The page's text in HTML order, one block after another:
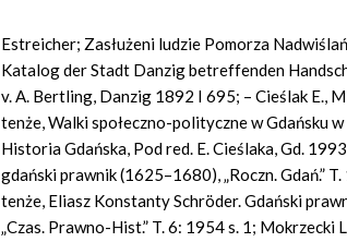
Estreicher; Zasłużeni ludzie Pomorza
Katalog der Stadt Danzig betreffenden
v. A. Bertling, Danzig 1892 I 695; – Cieślak E.,
tenże, Walki społeczno-polityczne w Gdańsku
Historia Gdańska, Pod red. E. Cieślaka, Gd.
gdański prawnik (1625–1680), „Roczn. Gdań.”
tenże, Eliasz Konstanty Schröder. Gdański
„Czas. Prawno-Hist.” T. 6: 1954 s. 1;